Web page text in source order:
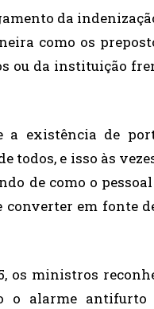
da
como os
ou da instituição
a existência de
todos, e isso às
de como o
converter em fonte
os ministros
o alarme